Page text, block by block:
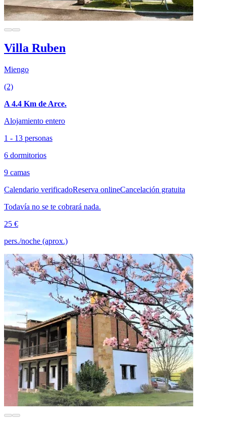
Villa Ruben
Miengo
(2)
A 4.4 Km de Arce.
Alojamiento entero
1 - 13 personas
6 dormitorios
9 camas
Calendario verificadoReserva onlineCancelación gratuita
Todavía no se te cobrará nada.
25 €
pers./noche (aprox.)